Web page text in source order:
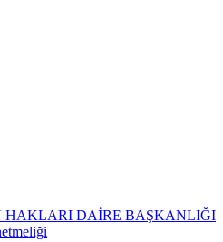
HAKLARI DAİRE BAŞKANLIĞI